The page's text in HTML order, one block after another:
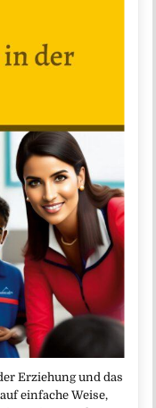
Erziehung und das
einfache Weise,